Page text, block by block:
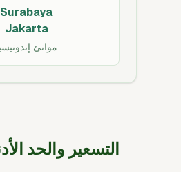
Surabaya
Jakarta
موانئ
التسعير والحد